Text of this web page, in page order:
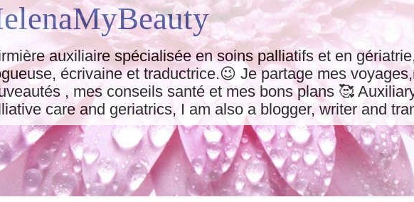
auxiliaire spécialisée en soins palliatifs et en
écrivaine et traductrice.😉 Je partage mes
, mes conseils santé et mes bons plans 🥰
care and geriatrics, I am also a blogger, writer and